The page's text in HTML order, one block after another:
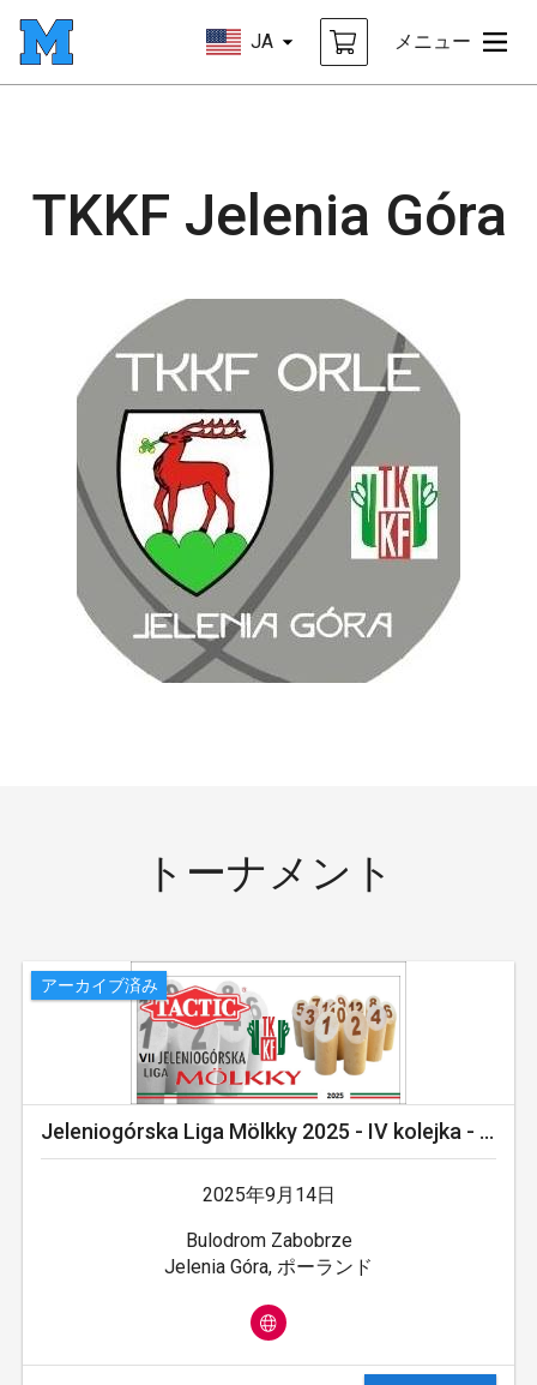
JA メニュー
TKKF Jelenia Góra
トーナメント
アーカイブ済み
Jeleniogórska Liga Mölkky 2025 - IV kolejka - FINAŁ
2025年9月14日
Bulodrom Zabobrze
Jelenia Góra, ポーランド